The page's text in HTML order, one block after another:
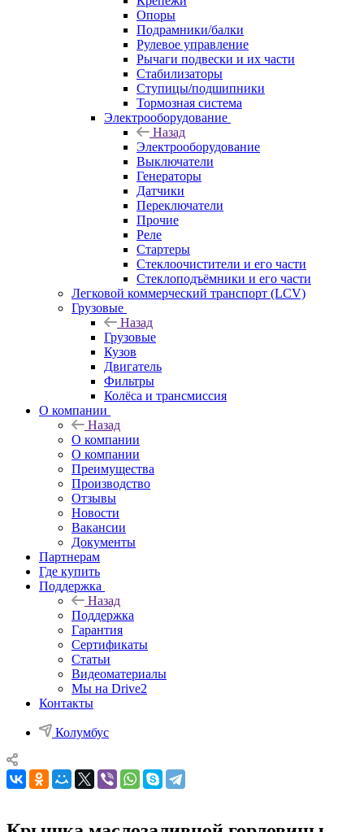
Опоры
Подрамники/балки
Рулевое управление
Рычаги подвески и их части
Стабилизаторы
Ступицы/подшипники
Тормозная система
Электрооборудование
Назад
Электрооборудование
Выключатели
Генераторы
Датчики
Переключатели
Прочие
Реле
Стартеры
Стеклоочистители и его части
Стеклоподъёмники и его части
Легковой коммерческий транспорт (LCV)
Грузовые
Назад
Грузовые
Кузов
Двигатель
Фильтры
Колёса и трансмиссия
О компании
Назад
О компании
О компании
Преимущества
Производство
Отзывы
Новости
Вакансии
Документы
Партнерам
Где купить
Поддержка
Назад
Поддержка
Гарантия
Сертификаты
Статьи
Видеоматериалы
Мы на Drive2
Контакты
Колумбус